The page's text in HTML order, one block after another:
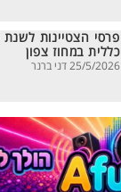
כללית במחוז צפון
25/5/2026 דני ברנר